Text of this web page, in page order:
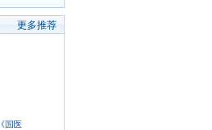
更多推荐
国医